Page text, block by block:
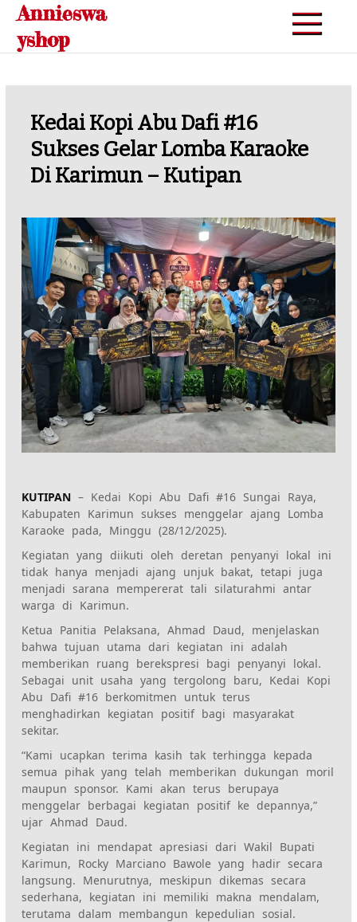
Skip
content
Annieswa
yshop
Kedai Kopi Abu Dafi #16
Sukses Gelar Lomba Karaoke
Di Karimun – Kutipan
KUTIPAN – Kedai Kopi Abu Dafi #16 Sungai Raya,
Kabupaten Karimun sukses menggelar ajang Lomba
Karaoke pada, Minggu (28/12/2025).
Kegiatan yang diikuti oleh deretan penyanyi lokal ini
tidak hanya menjadi ajang unjuk bakat, tetapi juga
menjadi sarana mempererat tali silaturahmi antar
warga di Karimun.
Ketua Panitia Pelaksana, Ahmad Daud, menjelaskan
bahwa tujuan utama dari kegiatan ini adalah
memberikan ruang berekspresi bagi penyanyi lokal.
Sebagai unit usaha yang tergolong baru, Kedai Kopi
Abu Dafi #16 berkomitmen untuk terus
menghadirkan kegiatan positif bagi masyarakat
sekitar.
“Kami ucapkan terima kasih tak terhingga kepada
semua pihak yang telah memberikan dukungan moril
maupun sponsor. Kami akan terus berupaya
menggelar berbagai kegiatan positif ke depannya,”
ujar Ahmad Daud.
Kegiatan ini mendapat apresiasi dari Wakil Bupati
Karimun, Rocky Marciano Bawole yang hadir secara
langsung. Menurutnya, meskipun dikemas secara
sederhana, kegiatan ini memiliki makna mendalam,
terutama dalam membangun kepedulian sosial.